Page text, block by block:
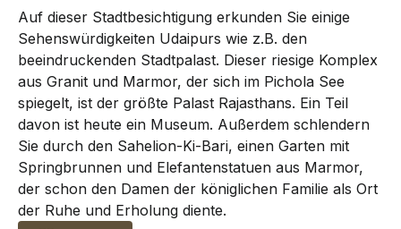
Auf dieser Stadtbesichtigung erkunden Sie einige
Sehenswürdigkeiten Udaipurs wie z.B. den
beeindruckenden Stadtpalast. Dieser riesige Komplex
aus Granit und Marmor, der sich im Pichola See
spiegelt, ist der größte Palast Rajasthans. Ein Teil
davon ist heute ein Museum. Außerdem schlendern
Sie durch den Sahelion-Ki-Bari, einen Garten mit
Springbrunnen und Elefantenstatuen aus Marmor,
der schon den Damen der königlichen Familie als Ort
der Ruhe und Erholung diente.